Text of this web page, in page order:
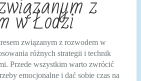
w Łodzi
związanym z rozwodem w
różnych strategii i technik
Przede wszystkim warto zwrócić
emocjonalne i dać sobie czas na